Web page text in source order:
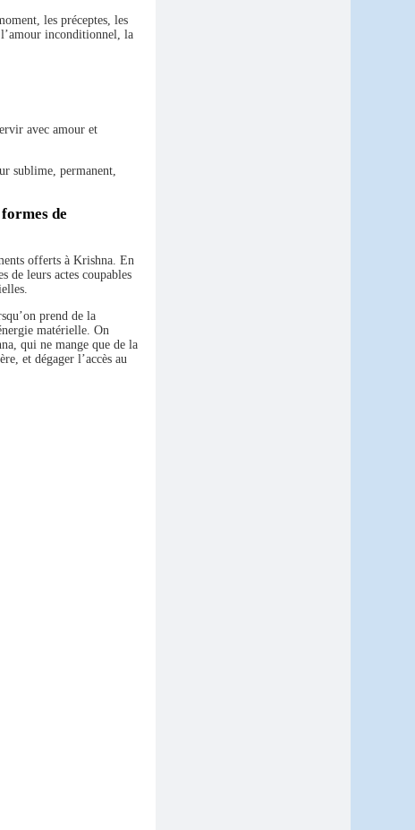
les préceptes, les
inconditionnel, la
avec amour et
sublime, permanent,
de
offerts à Krishna. En
de leurs actes coupables
prend de la
matérielle. On
qui ne mange que de la
et dégager l’accès au